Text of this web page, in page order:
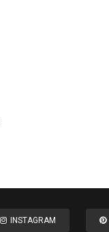
INSTAGRAM